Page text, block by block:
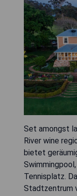
Set amongst
River wine
bietet
Tennisplatz.
Stadtzentrum